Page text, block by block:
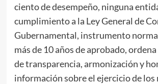
ciento de desempeño, ninguna
cumplimiento a la Ley General de
Gubernamental, instrumento
más de 10 años de aprobado,
de transparencia, armonización y
información sobre el ejercicio de los